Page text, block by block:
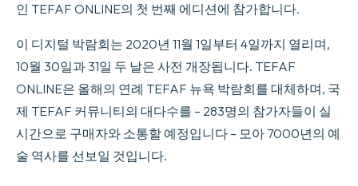
인 TEFAF ONLINE의 첫 번째 에디션에 참가합니다.
이 디지털 박람회는 2020년 11월 1일부터 4일까지 열리며,
10월 30일과 31일 두 날은 사전 개장됩니다. TEFAF
ONLINE은 올해의 연례 TEFAF 뉴욕 박람회를 대체하며, 국
제 TEFAF 커뮤니티의 대다수를 – 283명의 참가자들이 실
시간으로 구매자와 소통할 예정입니다 – 모아 7000년의 예
술 역사를 선보일 것입니다.